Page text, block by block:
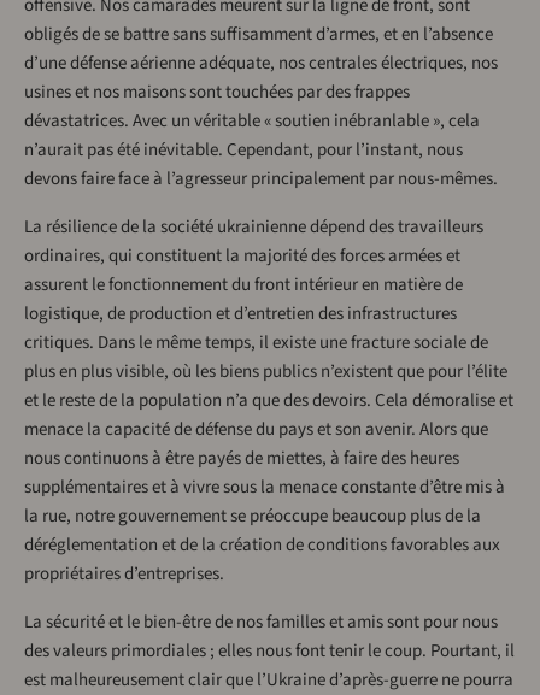
offensive. Nos camarades meurent sur la ligne de front, sont
obligés de se battre sans suffisamment d’armes, et en l’absence
d’une défense aérienne adéquate, nos centrales électriques, nos
usines et nos maisons sont touchées par des frappes
dévastatrices. Avec un véritable « soutien inébranlable », cela
n’aurait pas été inévitable. Cependant, pour l’instant, nous
devons faire face à l’agresseur principalement par nous-mêmes.
La résilience de la société ukrainienne dépend des travailleurs
ordinaires, qui constituent la majorité des forces armées et
assurent le fonctionnement du front intérieur en matière de
logistique, de production et d’entretien des infrastructures
critiques. Dans le même temps, il existe une fracture sociale de
plus en plus visible, où les biens publics n’existent que pour l’élite
et le reste de la population n’a que des devoirs. Cela démoralise et
menace la capacité de défense du pays et son avenir. Alors que
nous continuons à être payés de miettes, à faire des heures
supplémentaires et à vivre sous la menace constante d’être mis à
la rue, notre gouvernement se préoccupe beaucoup plus de la
déréglementation et de la création de conditions favorables aux
propriétaires d’entreprises.
La sécurité et le bien-être de nos familles et amis sont pour nous
des valeurs primordiales ; elles nous font tenir le coup. Pourtant, il
est malheureusement clair que l’Ukraine d’après-guerre ne pourra